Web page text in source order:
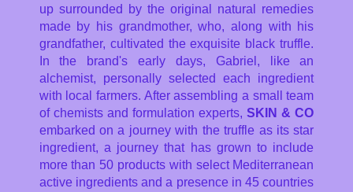
up surrounded by the original natural remedies
made by his grandmother, who, along with his
grandfather, cultivated the exquisite black truffle.
In the brand's early days, Gabriel, like an
alchemist, personally selected each ingredient
with local farmers. After assembling a small team
of chemists and formulation experts,SKIN & CO
embarked on a journey with the truffle as its star
ingredient, a journey that has grown to include
more than 50 products with select Mediterranean
active ingredients and a presence in 45 countries